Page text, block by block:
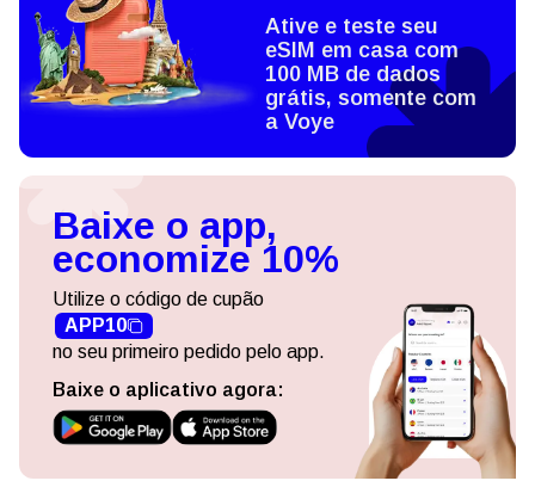
Ative e teste seu
eSIM em casa com
100 MB de dados
grátis, somente com
a Voye
Baixe o app,
economize 10%
Utilize o código de cupão
APP10
no seu primeiro pedido pelo app.
Baixe o aplicativo agora: